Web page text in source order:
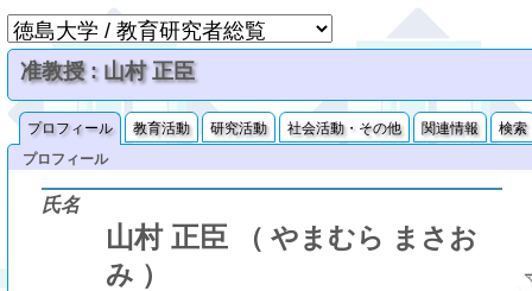
准教授 : 山村 正臣
プロフィール 教育活動 研究活動 社会活動・その他 関連情報
検索
プロフィール
氏名
山村 正臣
（ やまむら まさお
み ）